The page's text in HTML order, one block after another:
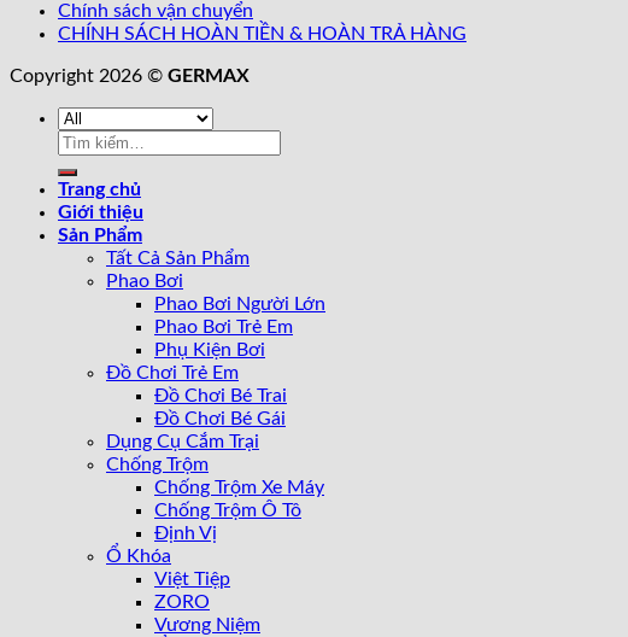
Chính sách vận chuyển
CHÍNH SÁCH HOÀN TIỀN & HOÀN TRẢ HÀNG
Copyright 2026 © GERMAX
Trang chủ
Giới thiệu
Sản Phẩm
Tất Cả Sản Phẩm
Phao Bơi
Phao Bơi Người Lớn
Phao Bơi Trẻ Em
Phụ Kiện Bơi
Đồ Chơi Trẻ Em
Đồ Chơi Bé Trai
Đồ Chơi Bé Gái
Dụng Cụ Cắm Trại
Chống Trộm
Chống Trộm Xe Máy
Chống Trộm Ô Tô
Định Vị
Ổ Khóa
Việt Tiệp
ZORO
Vương Niệm